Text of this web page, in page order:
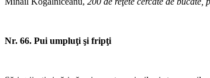
Nr. 66. Pui umpluţi şi fripţi